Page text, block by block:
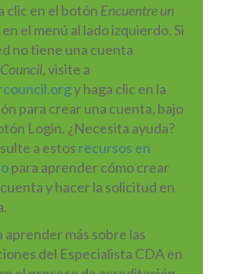
clic en el botón Encuentre un
en el menú al lado izquierdo. Si
no tiene una cuenta
, visite a
y haga clic en la
para crear una cuenta, bajo
Login. ¿Necesita ayuda?
a estos recursos en
para aprender cómo crear
y hacer la solicitud en
aprender más sobre las
del Especialista CDA en